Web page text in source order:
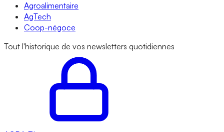
Agroalimentaire
AgTech
Coop-négoce
Tout l'historique de vos newsletters quotidiennes